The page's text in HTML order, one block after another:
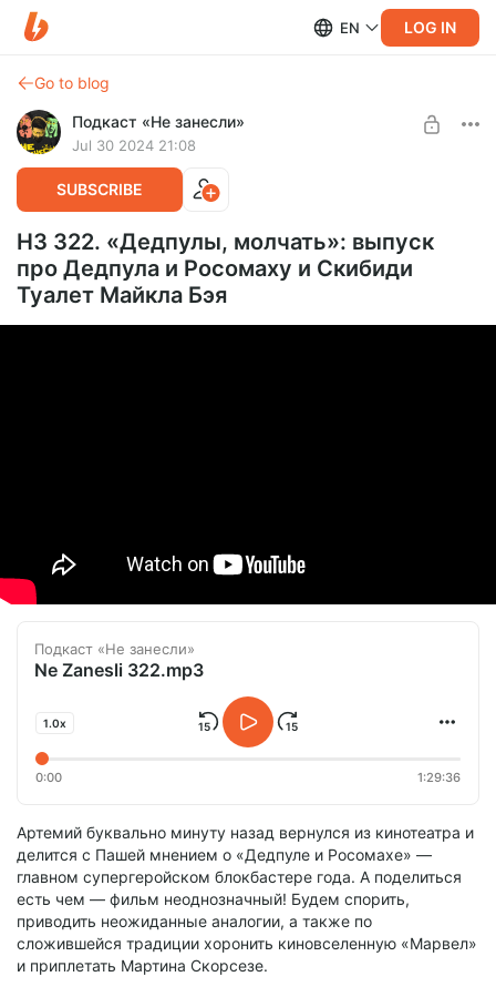
EN LOG IN
Go to blog
Подкаст «Не занесли»
Jul 30 2024 21:08
SUBSCRIBE
НЗ 322. «Дедпулы, молчать»: выпуск
про Дедпула и Росомаху и Скибиди
Туалет Майкла Бэя
Подкаст «Не занесли»
Ne Zanesli 322.mp3
1.0x
0:00 1:29:36
Артемий буквально минуту назад вернулся из кинотеатра и
делится с Пашей мнением о «Дедпуле и Росомахе» —
главном супергеройском блокбастере года. А поделиться
есть чем — фильм неоднозначный! Будем спорить,
приводить неожиданные аналогии, а также по
сложившейся традиции хоронить киновселенную «Марвел»
и приплетать Мартина Скорсезе.